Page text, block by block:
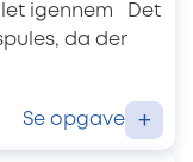
igennem Det
da der
Se opgave +